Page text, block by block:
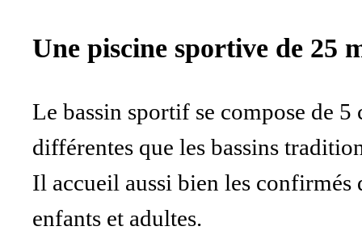
Une piscine sportive de 25
Le bassin sportif se compose de
différentes que les bassins
Il accueil aussi bien les confirmés
enfants et adultes.